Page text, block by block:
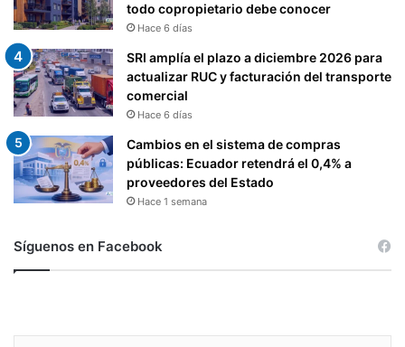
todo copropietario debe conocer
Hace 6 días
SRI amplía el plazo a diciembre 2026 para
actualizar RUC y facturación del transporte
comercial
Hace 6 días
Cambios en el sistema de compras
públicas: Ecuador retendrá el 0,4% a
proveedores del Estado
Hace 1 semana
Síguenos en Facebook